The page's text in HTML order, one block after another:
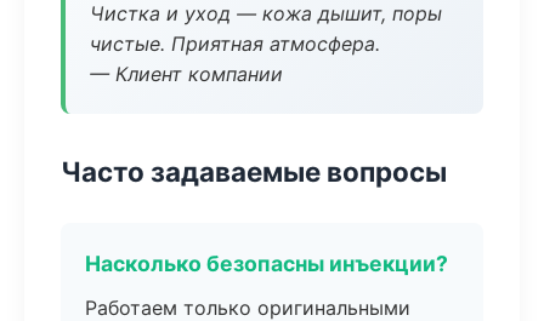
Чистка и уход — кожа дышит, поры
чистые. Приятная атмосфера.
— Клиент компании
Часто задаваемые вопросы
Насколько безопасны инъекции?
Работаем только оригинальными